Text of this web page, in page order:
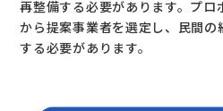
再整備する必要があります。プロ
から提案事業者を選定し、民間の
する必要があります。